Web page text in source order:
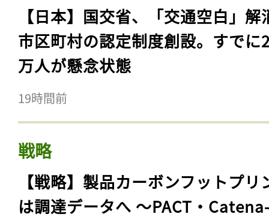
【日本】国交省、「交通空白」解
市区町村の認定制度創設。すでに
万人が懸念状態
19時間前
戦略
【戦略】製品カーボンフットプリ
は調達データへ 〜PACT・